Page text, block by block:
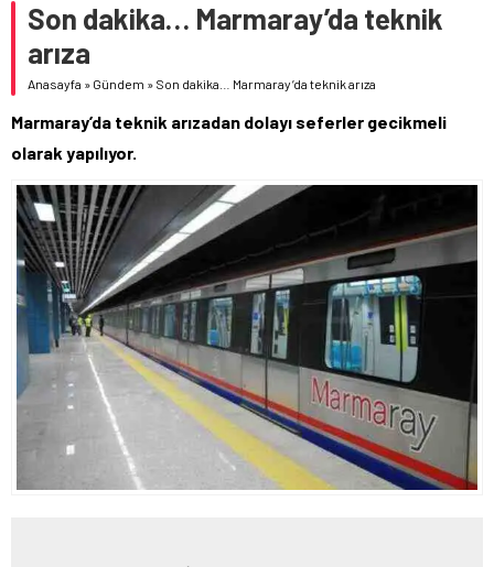
Son dakika… Marmaray’da teknik
arıza
Anasayfa » Gündem » Son dakika… Marmaray’da teknik arıza
Marmaray’da teknik arızadan dolayı seferler gecikmeli
olarak yapılıyor.